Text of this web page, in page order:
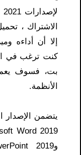
إلا أن أداءه
بت، فسوف
الأنظمة.